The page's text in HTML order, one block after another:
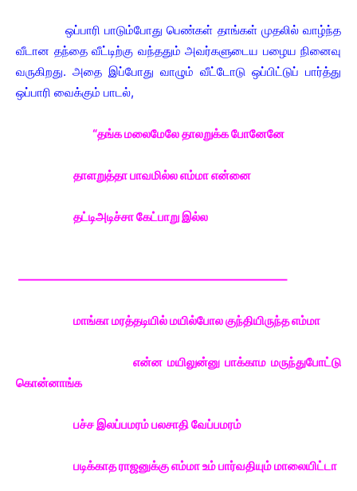
ஒப்பாரி பாடும்போது பெண்கள் தாங்கள் முதலில் வாழ்ந்த
வீடான தந்தை வீட்டிற்கு வந்ததும் அவர்களுடைய பழைய நினைவு
வருகிறது. அதை இப்போது வாழும் வீட்டோடு ஒப்பிட்டுப் பார்த்து
ஒப்பாரி வைக்கும் பாடல்,
“தங்க மலைமேலே தாலறுக்க போனேனே
தாளறுத்தா பாவமில்ல எம்மா என்னை
தட்டிஅடிச்சா கேட்பாறு இல்ல
——————————————————————–
மாங்கா மரத்தடியில் மயில்போல குந்தியிருந்த எம்மா
என்ன மயிலுன்னு பாக்காம மருந்துபோட்டு
கொன்னாங்க
பச்ச இலப்பமரம் பலசாதி வேப்பமரம்
படிக்காத ராஜனுக்கு எம்மா உம் பார்வதியும் மாலையிட்டா